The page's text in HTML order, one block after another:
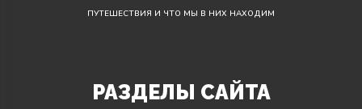
ПУТЕШЕСТВИЯ И ЧТО МЫ В НИХ НАХОДИМ
РАЗДЕЛЫ САЙТА